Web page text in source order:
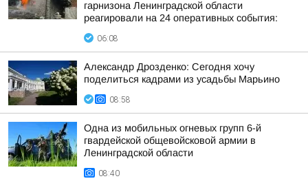
гарнизона Ленинградской области
реагировали на 24 оперативных события:
06:08
Александр Дрозденко: Сегодня хочу
поделиться кадрами из усадьбы Марьино
08:58
Одна из мобильных огневых групп 6-й
гвардейской общевойсковой армии в
Ленинградской области
08:40